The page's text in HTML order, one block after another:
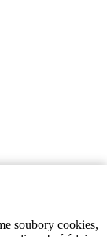
soubory cookies,